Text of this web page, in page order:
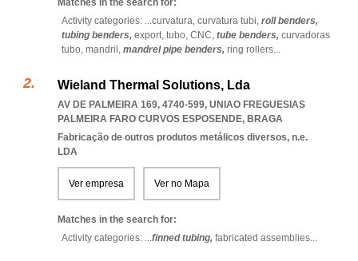
Matches in the search for:
Activity categories: ...curvatura, curvatura tubi, roll benders,
tubing benders, export, tubo, CNC, tube benders, curvadoras
tubo, mandril, mandrel pipe benders, ring rollers...
Wieland Thermal Solutions, Lda
AV DE PALMEIRA 169, 4740-599, UNIAO FREGUESIAS
PALMEIRA FARO CURVOS ESPOSENDE, BRAGA
Fabricação de outros produtos metálicos diversos, n.e.
LDA
Ver empresa Ver no Mapa
Matches in the search for:
Activity categories: ...finned tubing, fabricated assemblies...